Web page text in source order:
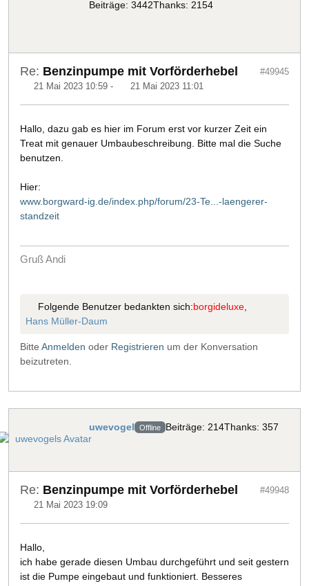
Beiträge: 3442Thanks: 2154
Re: Benzinpumpe mit Vorförderhebel
21 Mai 2023 10:59 - 21 Mai 2023 11:01
#49945
Hallo, dazu gab es hier im Forum erst vor kurzer Zeit ein
Treat mit genauer Umbaubeschreibung. Bitte mal die Suche
benutzen.
Hier:
www.borgward-ig.de/index.php/forum/23-Te...-laengerer-
standzeit
Gruß Andi
Folgende Benutzer bedankten sich:borgideluxe,
Hans Müller-Daum
Bitte Anmelden oder Registrieren um der Konversation
beizutreten.
uwevogel Offline Beiträge: 214Thanks: 357
Re: Benzinpumpe mit Vorförderhebel
21 Mai 2023 19:09
#49948
Hallo,
ich habe gerade diesen Umbau durchgeführt und seit gestern
ist die Pumpe eingebaut und funktioniert. Besseres